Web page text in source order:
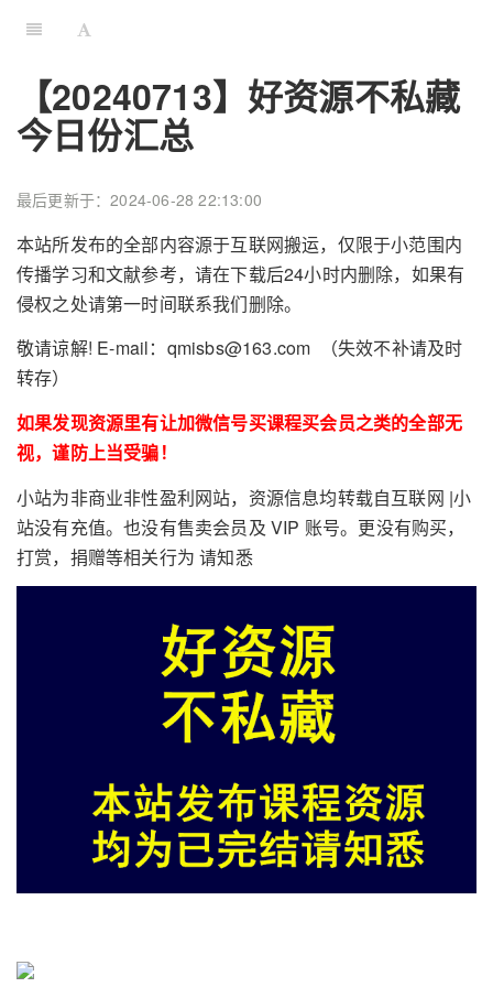
【20240713】好资源不私藏
今日份汇总
最后更新于：2024-06-28 22:13:00
本站所发布的全部内容源于互联网搬运，仅限于小范围内
传播学习和文献参考，请在下载后24小时内删除，如果有
侵权之处请第一时间联系我们删除。
敬请谅解! E-mail：qmisbs@163.com （失效不补请及时
转存）
如果发现资源里有让加微信号买课程买会员之类的全部无
视，谨防上当受骗！
小站为非商业非性盈利网站，资源信息均转载自互联网 |小
站没有充值。也没有售卖会员及 VIP 账号。更没有购买，
打赏，捐赠等相关行为 请知悉